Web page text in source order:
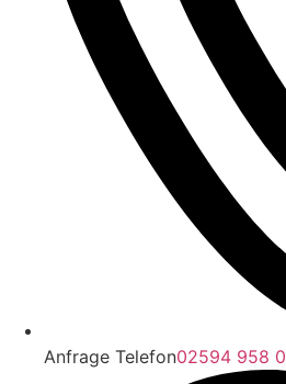
Anfrage Telefon02594 958 0